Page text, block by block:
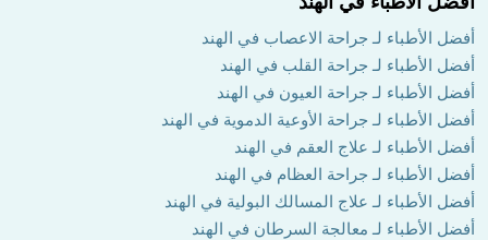
أفضل الأطباء لـ جراحة الاعصاب في الهند
أفضل الأطباء لـ جراحة القلب في الهند
أفضل الأطباء لـ جراحة العيون في الهند
أفضل الأطباء لـ جراحة الأوعية الدموية في الهند
أفضل الأطباء لـ علاج العقم في الهند
أفضل الأطباء لـ جراحة العظام في الهند
أفضل الأطباء لـ علاج المسالك البولية في الهند
أفضل الأطباء لـ معالجة السرطان في الهند